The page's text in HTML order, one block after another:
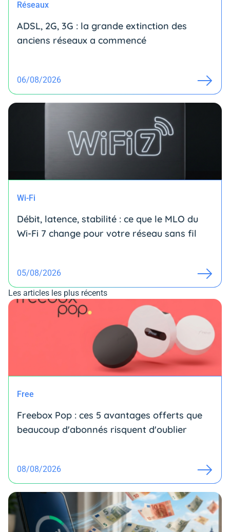
Réseaux
ADSL, 2G, 3G : la grande extinction des
anciens réseaux a commencé
06/08/2026
Wi-Fi
Débit, latence, stabilité : ce que le MLO du
Wi-Fi 7 change pour votre réseau sans fil
05/08/2026
Les articles les plus récents
Free
Freebox Pop : ces 5 avantages offerts que
beaucoup d'abonnés risquent d'oublier
08/08/2026